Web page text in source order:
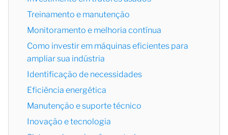
Treinamento e manutenção
Monitoramento e melhoria contínua
Como investir em máquinas eficientes para
ampliar sua indústria
Identificação de necessidades
Eficiência energética
Manutenção e suporte técnico
Inovação e tecnologia